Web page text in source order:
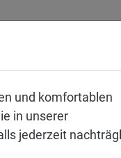
und komfortablen
in unserer
jederzeit